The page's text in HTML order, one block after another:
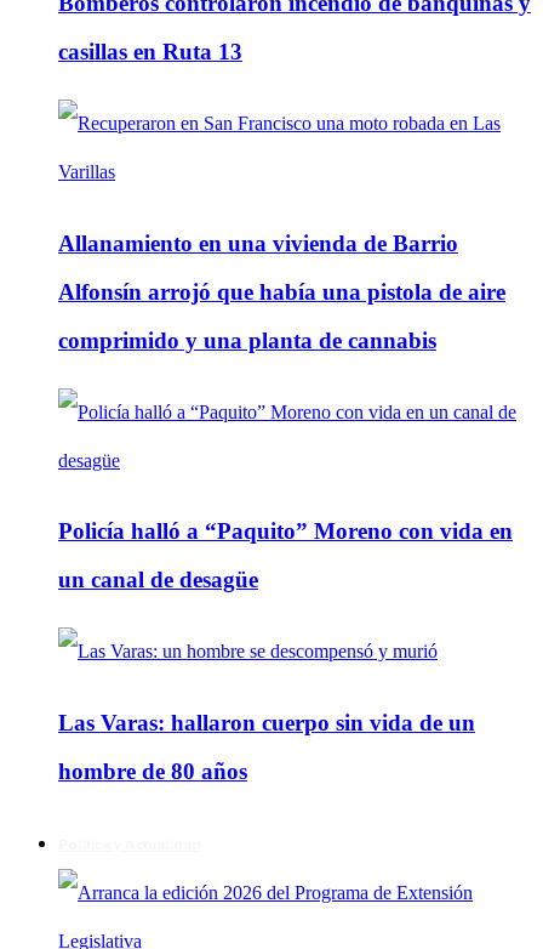
casillas en Ruta 13
Allanamiento en una vivienda de Barrio
Alfonsín arrojó que había una pistola de aire
comprimido y una planta de cannabis
Policía halló a “Paquito” Moreno con vida en
un canal de desagüe
Las Varas: hallaron cuerpo sin vida de un
hombre de 80 años